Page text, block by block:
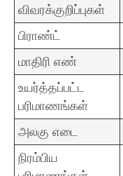
விவரக்குறிப்புகள்
பிராண்ட்
மாதிரி எண்
உயர்த்தப்பட்ட
பரிமாணங்கள்
அலகு எடை
நிரம்பிய